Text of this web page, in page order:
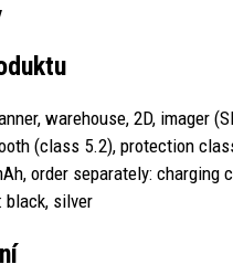
warehouse, 2D, imager
(class 5.2), protection
order separately: charging
black, silver